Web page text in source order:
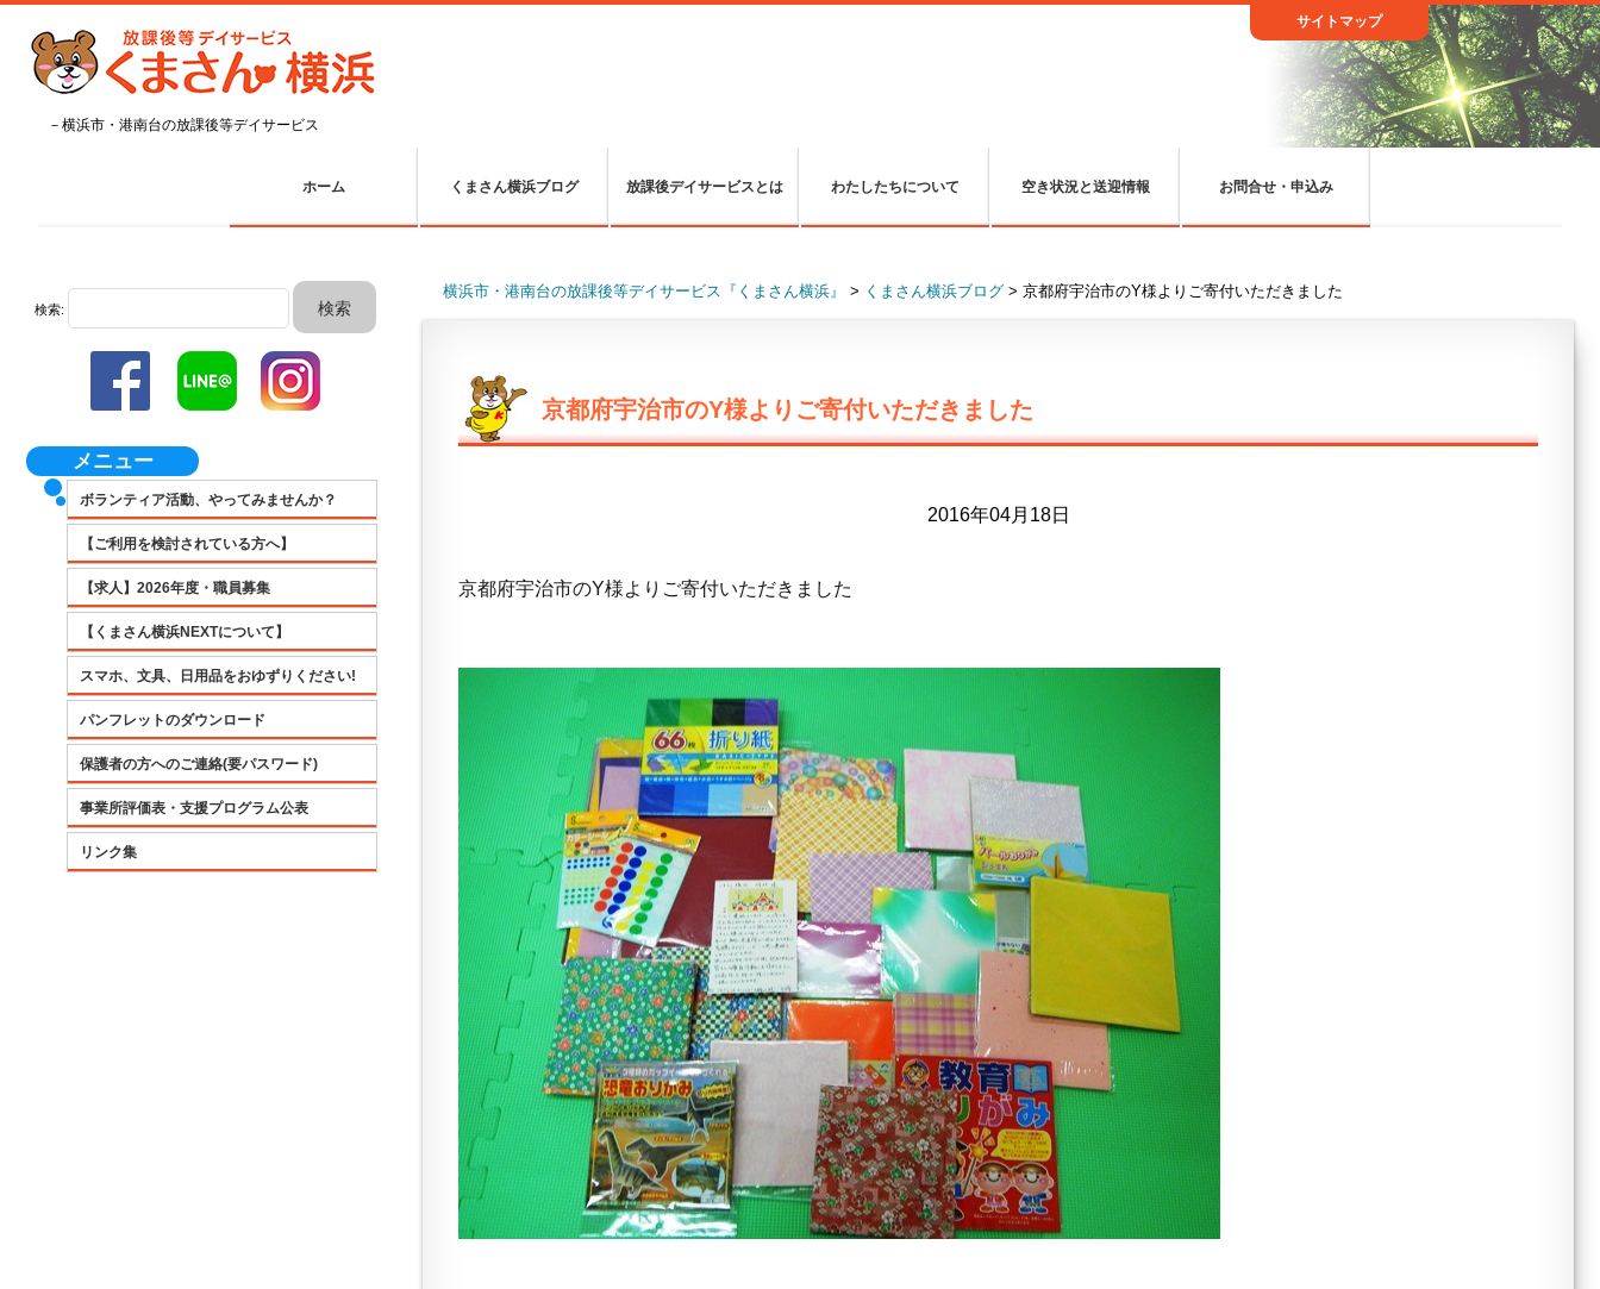
サイトマップ
－横浜市・港南台の放課後等デイサービス
ホーム くまさん横浜ブログ 放課後デイサービスとは わたしたちについて 空き状況と送迎情報 お問合せ・申込み
検索:
メニュー
ボランティア活動、やってみませんか？
【ご利用を検討されている方へ】
【求人】2026年度・職員募集
【くまさん横浜NEXTについて】
スマホ、文具、日用品をおゆずりください!
パンフレットのダウンロード
保護者の方へのご連絡(要パスワード)
事業所評価表・支援プログラム公表
リンク集
横浜市・港南台の放課後等デイサービス『くまさん横浜』 > くまさん横浜ブログ > 京都府宇治市のY様よりご寄付いただきました
京都府宇治市のY様よりご寄付いただきました
2016年04月18日
京都府宇治市のY様よりご寄付いただきました